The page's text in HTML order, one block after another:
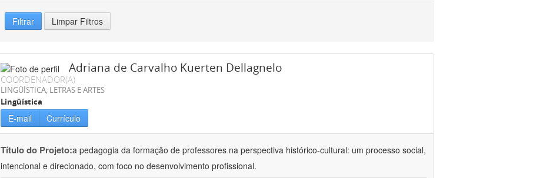
Filtrar Limpar Filtros
Adriana de Carvalho Kuerten Dellagnelo
COORDENADOR(A)
LINGÜÍSTICA, LETRAS E ARTES
Lingüística
E-mail Currículo
Título do Projeto:a pedagogia da formação de professores na perspectiva histórico-cultural: um processo social,
intencional e direcionado, com foco no desenvolvimento profissional.